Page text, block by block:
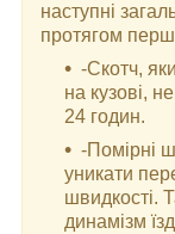
наступні
протягом
-Скотч,
на кузові,
24 годин.
-Помірні
уникати
швидкості.
динамізм